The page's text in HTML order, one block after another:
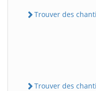
Trouver des
Trouver des